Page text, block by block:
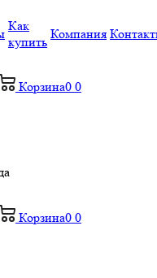
Как
купить
Компания
Корзина0 0
Корзина0 0